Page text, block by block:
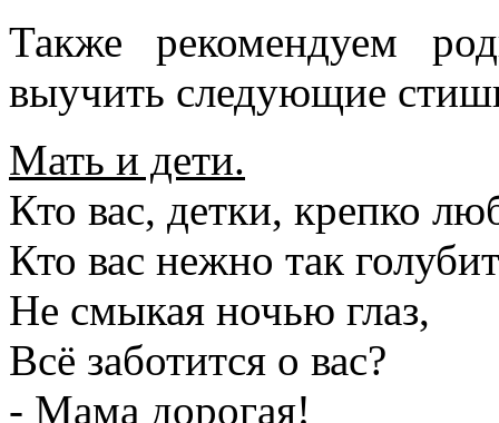
Также рекомендуем
выучить следующие
Мать и дети.
Кто вас, детки, крепко
Кто вас нежно так
Не смыкая ночью глаз,
Всё заботится о вас?
- Мама дорогая!